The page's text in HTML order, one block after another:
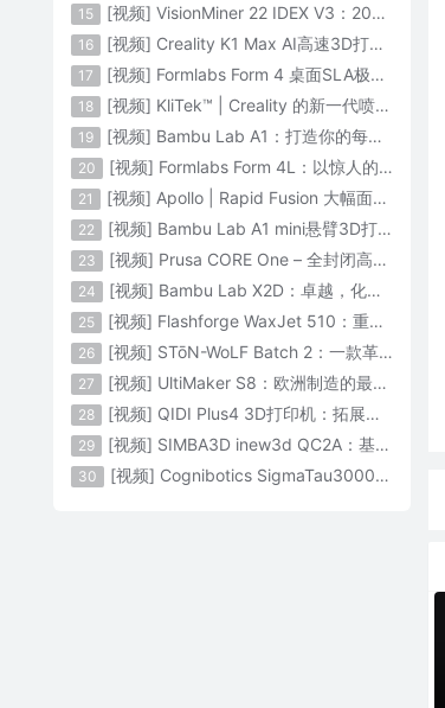
15 [视频] VisionMiner 22 IDEX V3：2024年最佳工程材料3D打印机
16 [视频] Creality K1 Max AI高速3D打印机：600mm/s打印速度 史诗般的飞跃
17 [视频] Formlabs Form 4 桌面SLA极速3D打印机 工业级打印质量
18 [视频] KliTek™ | Creality 的新一代喷嘴更换系统
19 [视频] Bambu Lab A1：打造你的每一份热爱
20 [视频] Formlabs Form 4L：以惊人的速度获得工业级部件
21 [视频] Apollo | Rapid Fusion 大幅面颗粒3D打印系统
22 [视频] Bambu Lab A1 mini悬臂3D打印机：让多色打印成为标配
23 [视频] Prusa CORE One – 全封闭高速CoreXY 3D打印机配备主动腔体温度控制
24 [视频] Bambu Lab X2D：卓越，化繁为简！
25 [视频] Flashforge WaxJet 510：重新定义精度 专为K金珠宝铸造而生
26 [视频] STōN-WoLF Batch 2：一款革命性的“飞行龙门架”3D打印机
27 [视频] UltiMaker S8：欧洲制造的最快的桌面双材料专业3D打印机
28 [视频] QIDI Plus4 3D打印机：拓展您的想象力
29 [视频] SIMBA3D inew3d QC2A：基于AI建模的桌面全彩色3D打印机
30 [视频] Cognibotics SigmaTau3000 轻型机器人：智能制造的未来